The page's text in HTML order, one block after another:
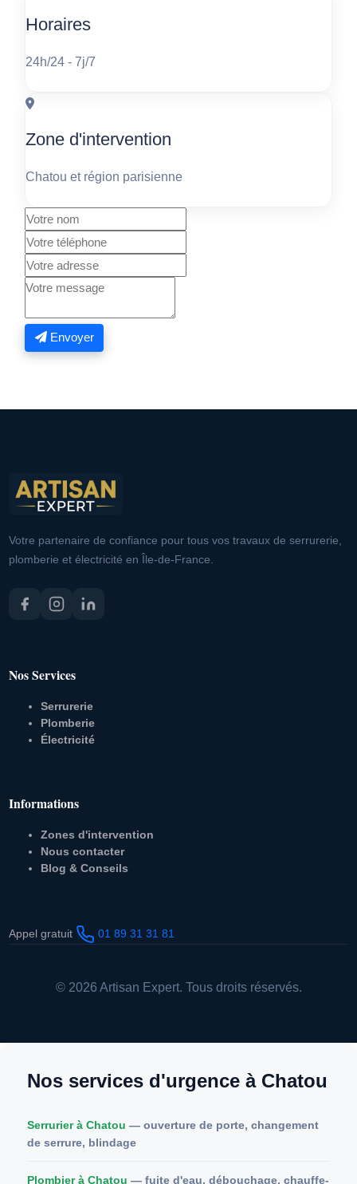
Horaires
24h/24 - 7j/7
Zone d'intervention
Chatou et région parisienne
Envoyer
Votre partenaire de confiance pour tous vos travaux de serrurerie,
plomberie et électricité en Île-de-France.
Nos Services
Serrurerie
Plomberie
Électricité
Informations
Zones d'intervention
Nous contacter
Blog & Conseils
Appel gratuit 01 89 31 31 81
© 2026 Artisan Expert. Tous droits réservés.
Nos services d'urgence à Chatou
Serrurier à Chatou — ouverture de porte, changement
de serrure, blindage
Plombier à Chatou — fuite d'eau, débouchage, chauffe-